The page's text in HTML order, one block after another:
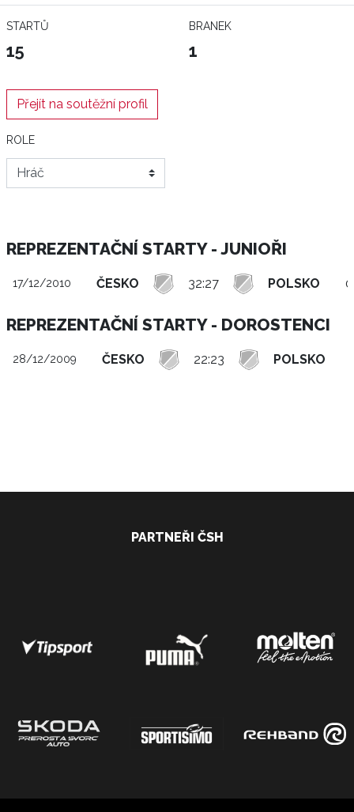
STARTŮ
15
BRANEK
1
Přejít na soutěžní profil
ROLE
REPREZENTAČNÍ STARTY - JUNIOŘI
17/12/2010 ČESKO 32:27 POLSKO
REPREZENTAČNÍ STARTY - DOROSTENCI
28/12/2009 ČESKO 22:23 POLSKO
PARTNEŘI ČSH